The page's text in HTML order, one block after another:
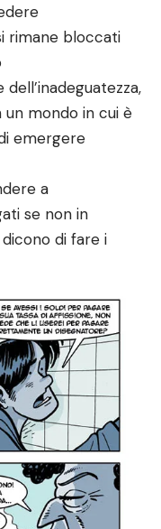
rimane bloccati
mondo in cui è
emergere
a
se non in
di fare i